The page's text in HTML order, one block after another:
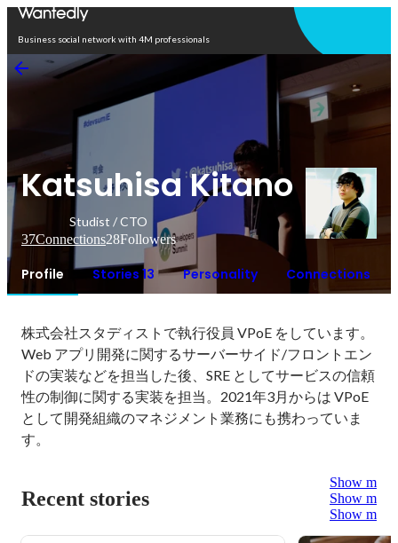
Business social network with 4M professionals
Katsuhisa Kitano
Studist / CTO
37Connections28Followers
Profile Stories 13 Personality Connections
株式会社スタディストで執行役員 VPoE をしています。
Web アプリ開発に関するサーバーサイド/フロントエン
ドの実装などを担当した後、SRE としてサービスの信頼
性の制御に関する実装を担当。2021年3月からは VPoE
として開発組織のマネジメント業務にも携わっていま
す。
Recent stories
Show more
Show more
Show more